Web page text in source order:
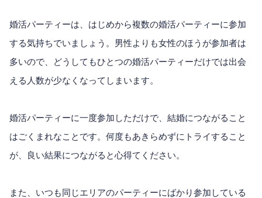
婚活パーティーは、はじめから複数の婚活パーティーに参加
する気持ちでいましょう。男性よりも女性のほうが参加者は
多いので、どうしてもひとつの婚活パーティーだけでは出会
える人数が少なくなってしまいます。
婚活パーティーに一度参加しただけで、結婚につながること
はごくまれなことです。何度もあきらめずにトライすること
が、良い結果につながると心得てください。
また、いつも同じエリアのパーティーにばかり参加している